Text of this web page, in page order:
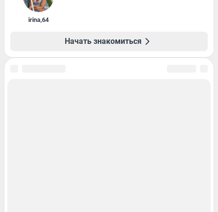
irina,64
Начать знакомиться